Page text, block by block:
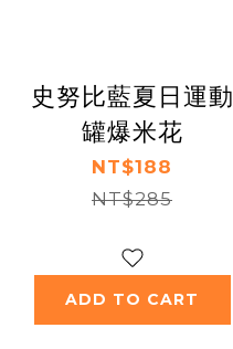
史努比藍夏日運動
罐爆米花
NT$188
NT$285
ADD TO CART